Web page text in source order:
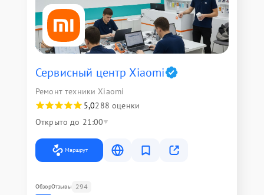
Сервисный центр Xiaomi
Ремонт техники Xiaomi
5,0288 оценки
Открыто до 21:00
Маршрут
ОбзорОтзывы 294